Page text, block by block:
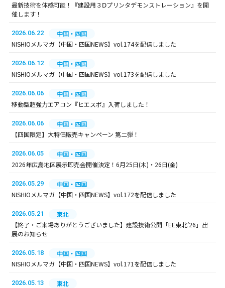
最新技術を体感可能！『建設用３Ⅾプリンタデモンストレーション』を開
催します！
2026.06.22
中国・四国
NISHIOメルマガ【中国・四国NEWS】vol.174を配信しました
2026.06.12
中国・四国
NISHIOメルマガ【中国・四国NEWS】vol.173を配信しました
2026.06.06
中国・四国
移動型超強力エアコン『ヒエスポ』入荷しました！
2026.06.06
中国・四国
【四国限定】大特価販売キャンペーン 第二弾！
2026.06.05
中国・四国
2026年広島地区展示即売会開催決定！6月25日(木)・26日(金)
2026.05.29
中国・四国
NISHIOメルマガ【中国・四国NEWS】vol.172を配信しました
2026.05.21
東北
【終了・ご来場ありがとうございました】建設技術公開「EE東北’26」出
展のお知らせ
2026.05.18
中国・四国
NISHIOメルマガ【中国・四国NEWS】vol.171を配信しました
2026.05.13
東北